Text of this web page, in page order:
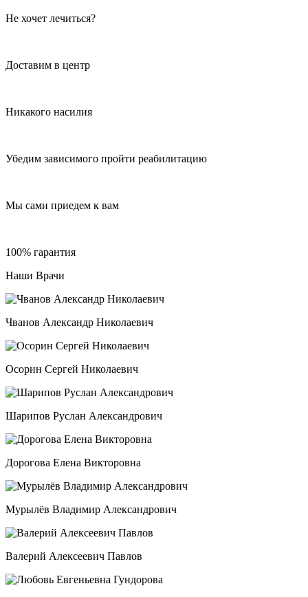
Не хочет лечиться?
Доставим в центр
Никакого насилия
Убедим зависимого пройти реабилитацию
Мы сами приедем к вам
100% гарантия
Наши Врачи
Чванов Александр Николаевич
Осорин Сергей Николаевич
Шарипов Руслан Александрович
Дорогова Елена Викторовна
Мурылёв Владимир Александрович
Валерий Алексеевич Павлов